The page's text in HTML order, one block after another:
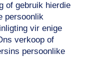
of gebruik hierdie
persoonlik
vir enige
verkoop of
persoonlike